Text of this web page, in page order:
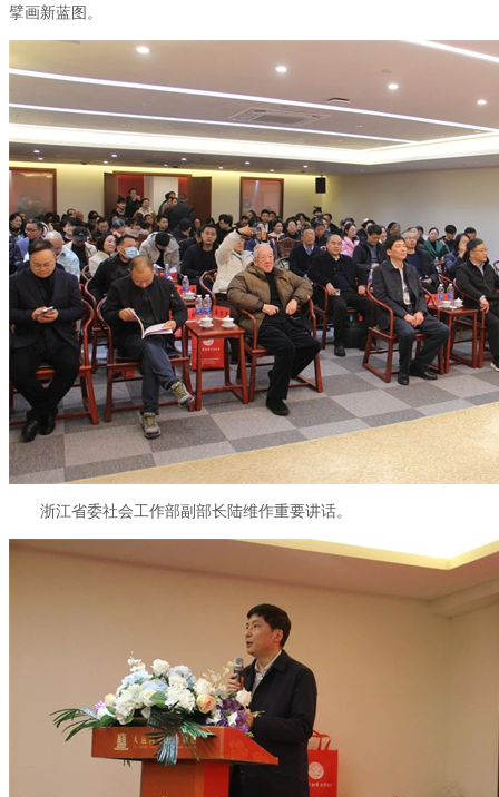
擘画新蓝图。
浙江省委社会工作部副部长陆维作重要讲话。